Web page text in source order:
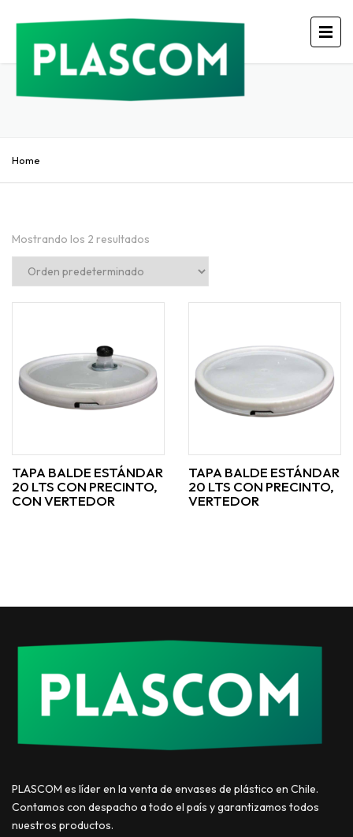
Home
Mostrando los 2 resultados
TAPA BALDE ESTÁNDAR
20 LTS CON PRECINTO,
CON VERTEDOR
TAPA BALDE ESTÁNDAR
20 LTS CON PRECINTO,
VERTEDOR
PLASCOM es líder en la venta de envases de plástico en Chile.
Contamos con despacho a todo el país y garantizamos todos
nuestros productos.